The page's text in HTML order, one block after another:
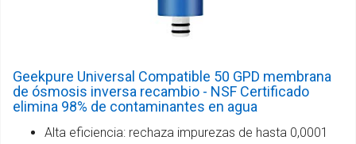
Geekpure Universal Compatible 50 GPD membrana
de ósmosis inversa recambio - NSF Certificado
elimina 98% de contaminantes en agua
Alta eficiencia: rechaza impurezas de hasta 0,0001